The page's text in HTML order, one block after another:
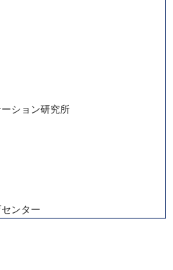
ション研究所
ンター